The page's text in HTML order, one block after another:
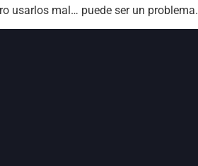
usarlos mal… puede ser un problema.